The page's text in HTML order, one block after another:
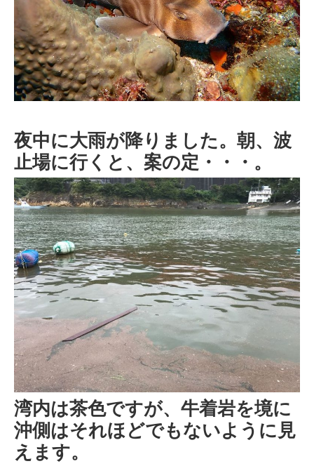
夜中に大雨が降りました。朝、波
止場に行くと、案の定・・・。
湾内は茶色ですが、牛着岩を境に
沖側はそれほどでもないように見
えます。